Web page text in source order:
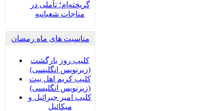
گریخته‌ام؛ تأملی در
مناجات شعبانیه
مناسبت های ماه رمضان
کلیپ روز بازگشت
(زیرنویس انگلیسی)
کلیپ کریم اهل بیت
(زیرنویس انگلیسی)
کلیپ امیر جبرائیل و
میکائیل